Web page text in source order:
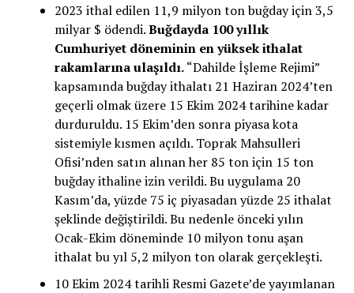
2023 ithal edilen 11,9 milyon ton buğday için 3,5
milyar $ ödendi.Buğdayda 100 yıllık
Cumhuriyet döneminin en yüksek ithalat
rakamlarına ulaşıldı.“Dahilde İşleme Rejimi”
kapsamında buğday ithalatı 21 Haziran 2024’ten
geçerli olmak üzere 15 Ekim 2024 tarihine kadar
durduruldu. 15 Ekim’den sonra piyasa kota
sistemiyle kısmen açıldı. Toprak Mahsulleri
Ofisi’nden satın alınan her 85 ton için 15 ton
buğday ithaline izin verildi. Bu uygulama 20
Kasım’da, yüzde 75 iç piyasadan yüzde 25 ithalat
şeklinde değiştirildi. Bu nedenle önceki yılın
Ocak-Ekim döneminde 10 milyon tonu aşan
ithalat bu yıl 5,2 milyon ton olarak gerçekleşti.
10 Ekim 2024 tarihli Resmi Gazete’de yayımlanan